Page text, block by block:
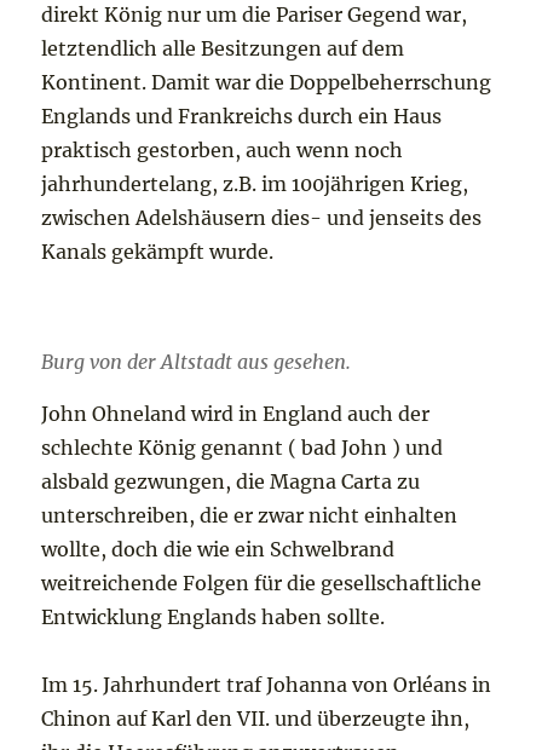
direkt König nur um die Pariser Gegend war,
letztendlich alle Besitzungen auf dem
Kontinent. Damit war die Doppelbeherrschung
Englands und Frankreichs durch ein Haus
praktisch gestorben, auch wenn noch
jahrhundertelang, z.B. im 100jährigen Krieg,
zwischen Adelshäusern dies- und jenseits des
Kanals gekämpft wurde.
Burg von der Altstadt aus gesehen.
John Ohneland wird in England auch der
schlechte König genannt ( bad John ) und
alsbald gezwungen, die Magna Carta zu
unterschreiben, die er zwar nicht einhalten
wollte, doch die wie ein Schwelbrand
weitreichende Folgen für die gesellschaftliche
Entwicklung Englands haben sollte.
Im 15. Jahrhundert traf Johanna von Orléans in
Chinon auf Karl den VII. und überzeugte ihn,